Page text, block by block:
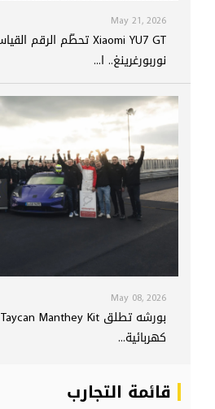
May 21, 2026
نوربورغرينغ.. ا...
May 08, 2026
كهربائية...
قائمة التجارب